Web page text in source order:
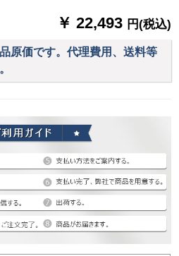
￥ 22,493 円(税込)
原価です。代理費用、送料等